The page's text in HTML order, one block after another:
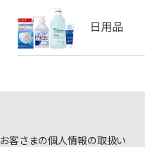
お客さまの個人情報の取扱い